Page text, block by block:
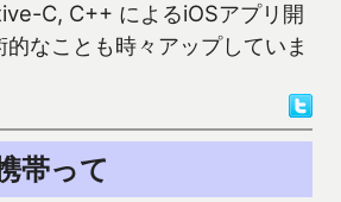
C, C++ によるiOSアプリ開
なことも時々アップしていま
帯って